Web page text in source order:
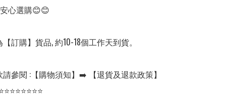
心選購😊😊
訂購】貨品, 約10-18個工作天到貨。
參閱 :【購物須知】➡️ 【退貨及退款政策】